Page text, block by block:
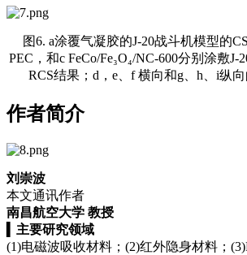
图6. a涂覆气凝胶的J-20战斗机模型的
PEC，和c FeCo/Fe₃O₄/NC-600分别涂敷
RCS结果；d，e、f 横向和g、h、i纵向
作者简介
刘崇波
本文通讯作者
南昌航空大学 教授
主要研究领域
(1)电磁波吸收材料；(2)红外隐身材料；